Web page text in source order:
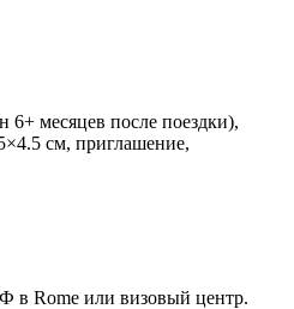
6+ месяцев после поездки),
см, приглашение,
в Rome или визовый центр.